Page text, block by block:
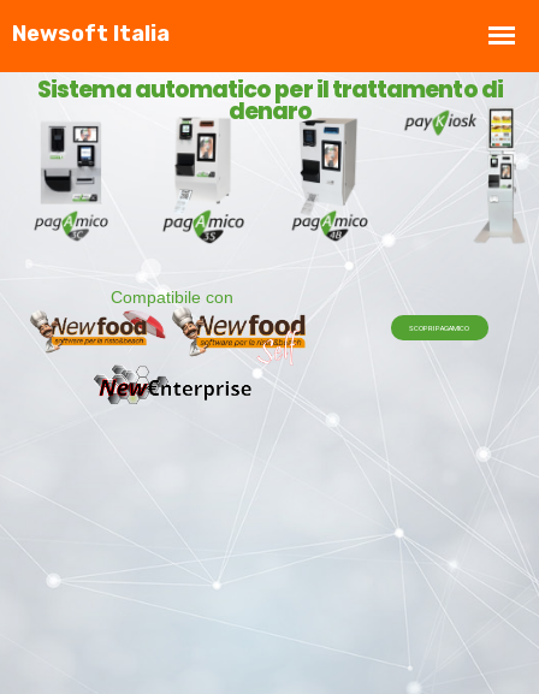
Compatibile con
SCOPRI PAGAMICO
Sistema automatico per il trattamento di
denaro